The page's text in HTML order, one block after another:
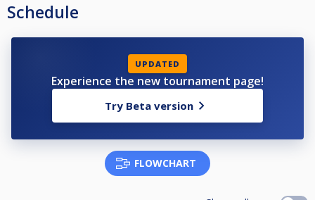
Schedule
UPDATED
Experience the new tournament page!
Try Beta version
FLOWCHART